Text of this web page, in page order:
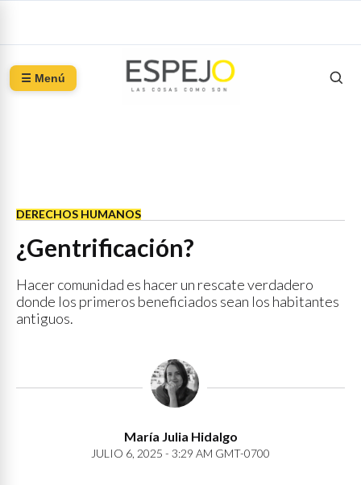
☰ Menú
DERECHOS HUMANOS
¿Gentrificación?
Hacer comunidad es hacer un rescate verdadero
donde los primeros beneficiados sean los habitantes
antiguos.
María Julia Hidalgo
JULIO 6, 2025 - 3:29 AM GMT-0700